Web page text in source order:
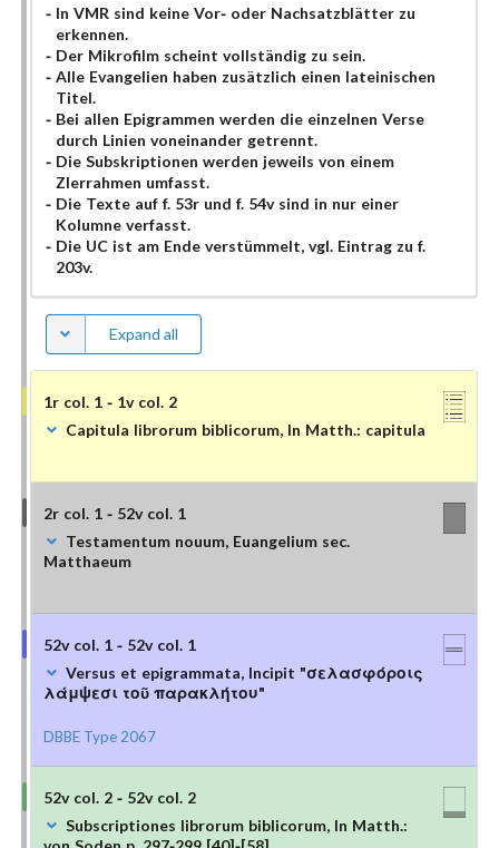
In VMR sind keine Vor- oder Nachsatzblätter zu
erkennen.
Der Mikrofilm scheint vollständig zu sein.
Alle Evangelien haben zusätzlich einen lateinischen
Titel.
Bei allen Epigrammen werden die einzelnen Verse
durch Linien voneinander getrennt.
Die Subskriptionen werden jeweils von einem
ZIerrahmen umfasst.
Die Texte auf f. 53r und f. 54v sind in nur einer
Kolumne verfasst.
Die UC ist am Ende verstümmelt, vgl. Eintrag zu f.
203v.
Expand all
1r col. 1 - 1v col. 2
Capitula librorum biblicorum, In Matth.: capitula
2r col. 1 - 52v col. 1
Testamentum nouum, Euangelium sec.
Matthaeum
52v col. 1 - 52v col. 1
Versus et epigrammata, Incipit "σελασφόροις
λάμψεσι τοῦ παρακλήτου"
DBBE Type 2067
52v col. 2 - 52v col. 2
Subscriptiones librorum biblicorum, In Matth.: